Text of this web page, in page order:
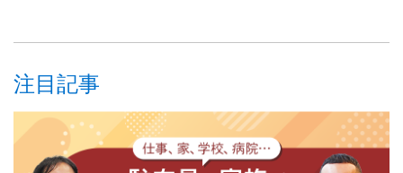
注目記事